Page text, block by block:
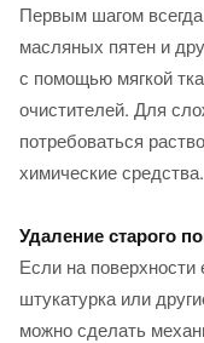
Первым шагом
масляных пятен и
с помощью мягкой
очистителей. Для
потребоваться
химические средства.
Удаление старого
Если на поверхности
штукатурка или
можно сделать